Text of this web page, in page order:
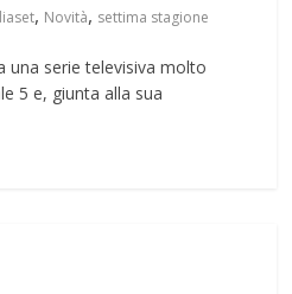
, Novità, settima stagione
una serie televisiva molto
5 e, giunta alla sua